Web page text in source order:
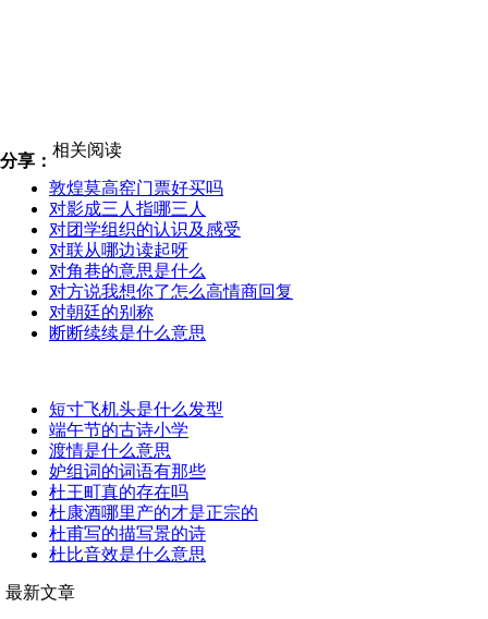
分享：
相关阅读
敦煌莫高窑门票好买吗
对影成三人指哪三人
对团学组织的认识及感受
对联从哪边读起呀
对角巷的意思是什么
对方说我想你了怎么高情商回复
对朝廷的别称
断断续续是什么意思
短寸飞机头是什么发型
端午节的古诗小学
渡情是什么意思
妒组词的词语有那些
杜王町真的存在吗
杜康酒哪里产的才是正宗的
杜甫写的描写景的诗
杜比音效是什么意思
最新文章